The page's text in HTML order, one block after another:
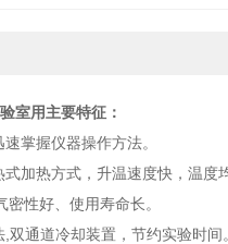
室用主要特征：
掌握仪器操作方法。
加热方式，升温速度快，温度
性好、使用寿命长。
双通道冷却装置，节约实验时间。